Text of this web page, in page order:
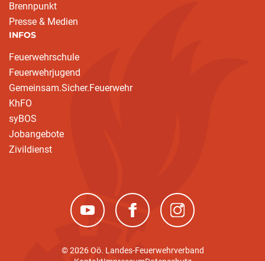
Brennpunkt
Presse & Medien
INFOS
Feuerwehrschule
Feuerwehrjugend
Gemeinsam.Sicher.Feuerwehr
KhFO
syBOS
Jobangebote
Zivildienst
(neues Fenster)(neues Fenster)(neues Fenster)
© 2026 Oö. Landes-Feuerwehrverband